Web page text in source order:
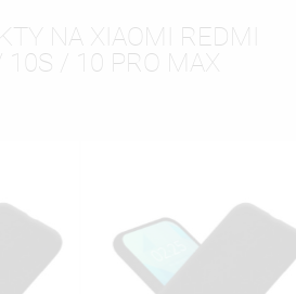
NA XIAOMI REDMI
10S / 10 PRO MAX